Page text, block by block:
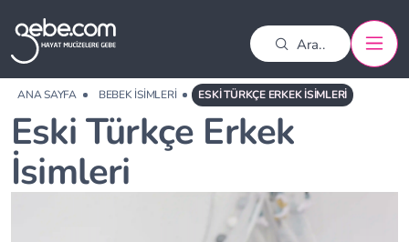
ANA SAYFA BEBEK İSIMLERI ESKI TÜRKÇE ERKEK İSIMLERI
Eski Türkçe Erkek
İsimleri